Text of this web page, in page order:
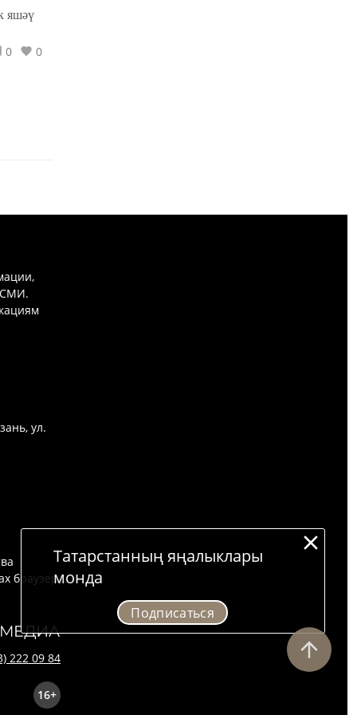
яшәү
0 0
Татарстанның яңалыклары
монда
Подписаться
СМИ.
ул.
браузера.
222 09 84
16+